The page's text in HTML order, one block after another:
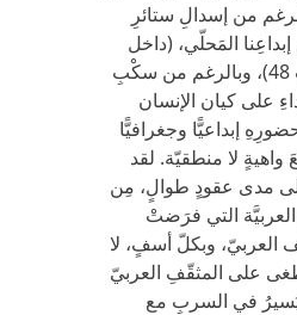
من إسدالِ ستائرِ
المَحلّي، (داخل
الخط الأخضر- عرب 48)، وبالرغم من سكْبِ
على كيان الإنسان
إبداعيًّا وجغرافيًّا
واهيةٍ لا منطقيّة. لقد
مدى عقودٍ طوالٍ، مِن
التي فرَضتْ
العربيّ، وبكلّ أسفٍ، لا
على المثقّفِ العربيّ
يَسيرُ في السربِ مع